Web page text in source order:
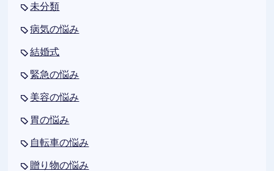
未分類
病気の悩み
結婚式
緊急の悩み
美容の悩み
胃の悩み
自転車の悩み
贈り物の悩み